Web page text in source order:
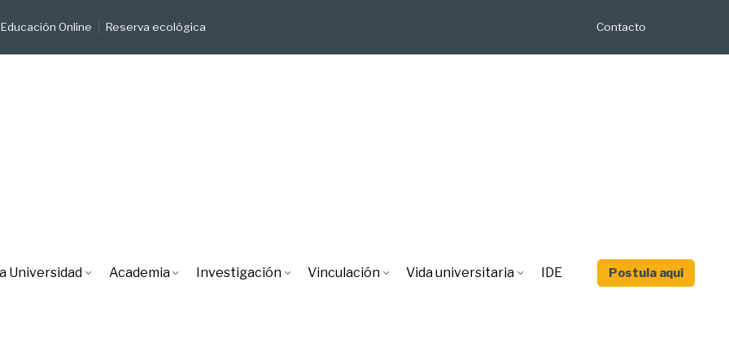
Educación Online Reserva ecológica Contacto
Universidad Academia Investigación Vinculación Vida universitaria IDE Postula aquí